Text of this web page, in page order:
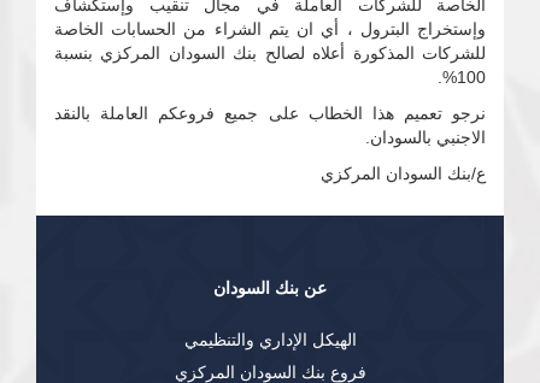
الخاصة للشركات العاملة في مجال تنقيب وإستكشاف
وإستخراج البترول ، أي ان يتم الشراء من الحسابات الخاصة
للشركات المذكورة أعلاه لصالح بنك السودان المركزي بنسبة
100%.
نرجو تعميم هذا الخطاب على جميع فروعكم العاملة بالنقد
الاجنبي بالسودان.
ع/بنك السودان المركزي
عن بنك السودان
الهيكل الإداري والتنظيمي
فروع بنك السودان المركزي